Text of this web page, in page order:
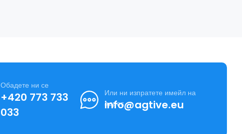
Обадете ни се
+420 773 733
033
Или ни изпратете имейл на
адрес
info@agtive.eu